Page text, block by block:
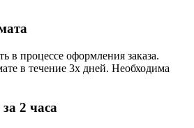
в процессе оформления заказа.
в течение 3х дней. Необходима
2 часa